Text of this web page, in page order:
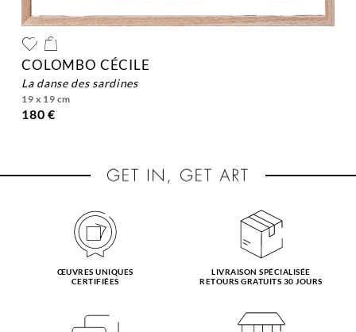
COLOMBO CÉCILE
la danse des sardines
19 x 19 cm
180 €
ŒUVRES UNIQUES
CERTIFIÉES
LIVRAISON SPÉCIALISÉE
RETOURS GRATUITS 30 JOURS